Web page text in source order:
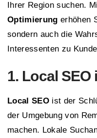
Ihrer Region suchen.
Optimierung erhöhen
sondern auch die
Interessenten zu
1. Local SEO
Local SEO ist der
der Umgebung von
machen. Lokale